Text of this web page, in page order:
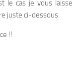
le cas je vous laisse
juste ci-dessous.
!!